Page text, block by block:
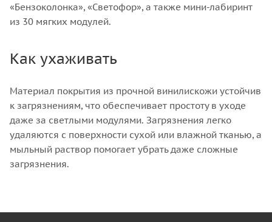
«Бензоколонка», «Светофор», а также мини-лабиринт
из 30 мягких модулей.
Как ухаживать
Материал покрытия из прочной винилискожи устойчив
к загрязнениям, что обеспечивает простоту в уходе
даже за светлыми модулями. Загрязнения легко
удаляются с поверхности сухой или влажной тканью, а
мыльный раствор помогает убрать даже сложные
загрязнения.